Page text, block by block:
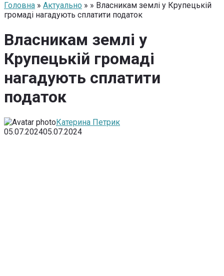
Головна » Актуально » » Власникам землі у Крупецькій
громаді нагадують сплатити податок
Власникам землі у
Крупецькій громаді
нагадують сплатити
податок
Катерина Петрик
05.07.202405.07.2024